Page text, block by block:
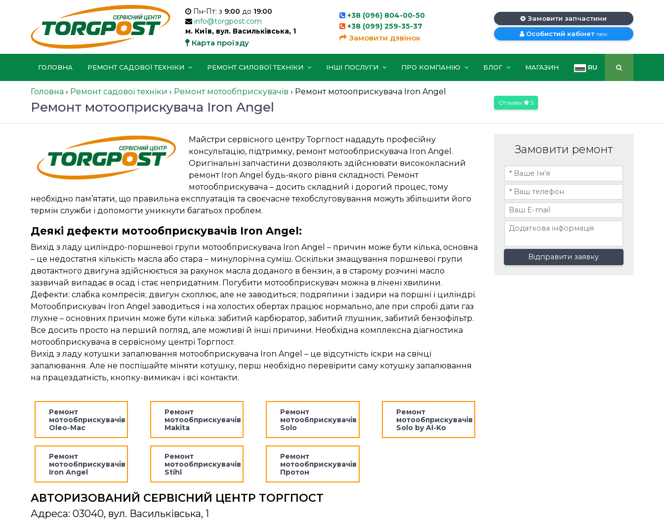
Пн-Пт: з 9:00 до 19:00
info@torgpost.com
м. Київ, вул. Васильківська, 1
Карта проїзду
+38 (096) 804-00-50
+38 (099) 259-35-37
Замовити дзвінок
Замовити запчастини
Особистий кабінет new
ГОЛОВНА РЕМОНТ САДОВОЇ ТЕХНІКИ РЕМОНТ СИЛОВОЇ ТЕХНІКИ ІНШІ ПОСЛУГИ ПРО КОМПАНІЮ БЛОГ МАГАЗИН RU
Головна › Ремонт садової техніки › Ремонт мотообприскувачів › Ремонт мотооприскувача Iron Angel
Ремонт мотооприскувача Iron Angel Отзывы 5
Майстри сервісного центру Торгпост нададуть професійну
консультацію, підтримку, ремонт мотообприскувача Iron Angel.
Оригінальні запчастини дозволяють здійснювати висококласний
ремонт Iron Angel будь-якого рівня складності. Ремонт
мотообприскувача – досить складний і дорогий процес, тому
необхідно пам’ятати, що правильна експлуатація та своєчасне техобслуговування можуть збільшити його
термін служби і допомогти уникнути багатьох проблем.
Деякі дефекти мотообприскувачів Iron Angel:
Вихід з ладу циліндро-поршневої групи мотообприскувача Iron Angel – причин може бути кілька, основна
– це недостатня кількість масла або стара – минулорічна суміш. Оскільки змащування поршневої групи
двотактного двигуна здійснюється за рахунок масла доданого в бензин, а в старому розчині масло
зазвичай випадає в осад і стає непридатним. Погубити мотообприскувач можна в лічені хвилини.
Дефекти: слабка компресія; двигун схоплює, але не заводиться; подряпини і задири на поршні і циліндрі.
Мотообприскувач Iron Angel заводиться і на холостих обертах працює нормально, але при спробі дати газ
глухне – основних причин може бути кілька: забитий карбюратор, забитий глушник, забитий бензофільтр.
Все досить просто на перший погляд, але можливі й інші причини. Необхідна комплексна діагностика
мотообприскувача в сервісному центрі Торгпост.
Вихід з ладу котушки запалювання мотообприскувача Iron Angel – це відсутність іскри на свічці
запалювання. Але не поспішайте міняти котушку, перш необхідно перевірити саму котушку запалювання
на працездатність, кнопку-вимикач і всі контакти.
Ремонт
мотообприскувачів
Oleo-Mac
Ремонт
мотообприскувачів
Iron Angel
Ремонт
мотообприскувачів
Makita
Ремонт
мотообприскувачів
Stihl
Ремонт
мотообприскувачів
Solo
Ремонт
мотообприскувачів
Протон
Ремонт
мотообприскувачів
Solo by Al-Ko
АВТОРИЗОВАНИЙ СЕРВІСНИЙ ЦЕНТР ТОРГПОСТ
Адреса: 03040, вул. Васильківська, 1
Замовити ремонт
Відправити заявку